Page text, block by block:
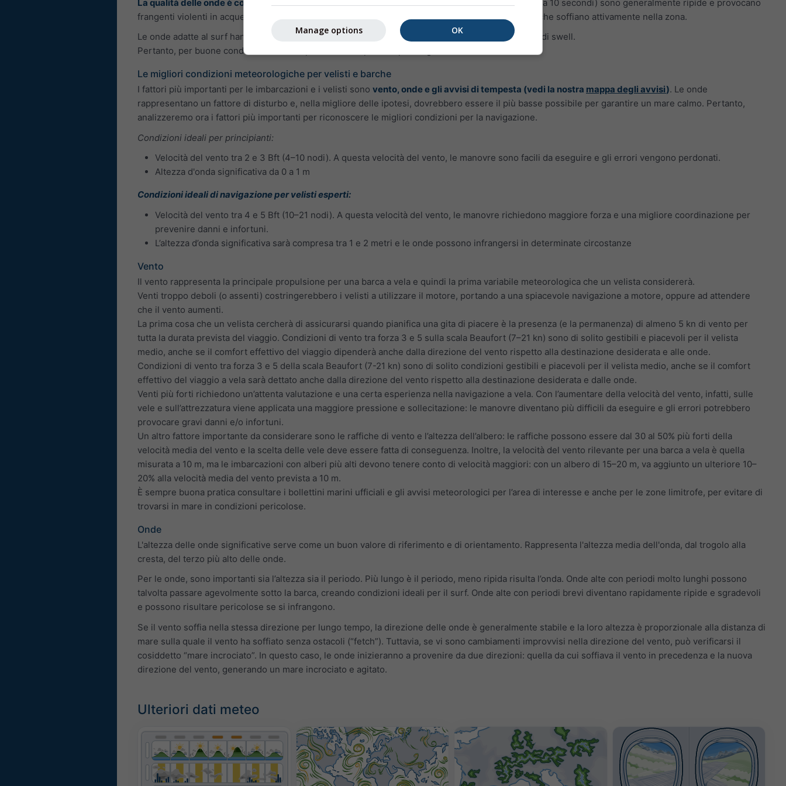
La qualità delle onde è correlata al periodo delle onde
. Onde alte con un periodo basso (inferiore a 10 secondi) sono generalmente ripide e provocano
frangenti violenti in acque basse. Periodi brevi sono tipici delle onde da vento, generate da venti che soffiano attivamente nella zona.
Le onde adatte al surf hanno generalmente un periodo lungo, come avviene di norma per le onde di swell.
Pertanto, per buone condizioni di surf è preferibile un periodo più lungo.
Le migliori condizioni meteorologiche per velisti e barche
I fattori più importanti per le imbarcazioni e i velisti sono vento, onde e gli avvisi di tempesta (vedi la nostra mappa degli avvisi). Le onde
rappresentano un fattore di disturbo e, nella migliore delle ipotesi, dovrebbero essere il più basse possibile per garantire un mare calmo. Pertanto,
analizzeremo ora i fattori più importanti per riconoscere le migliori condizioni per la navigazione.
Condizioni ideali per principianti:
Velocità del vento tra 2 e 3 Bft (4–10 nodi). A questa velocità del vento, le manovre sono facili da eseguire e gli errori vengono perdonati.
Altezza d'onda significativa da 0 a 1 m
Condizioni ideali di navigazione per velisti esperti:
Velocità del vento tra 4 e 5 Bft (10–21 nodi). A questa velocità del vento, le manovre richiedono maggiore forza e una migliore coordinazione per
prevenire danni e infortuni.
L’altezza d’onda significativa sarà compresa tra 1 e 2 metri e le onde possono infrangersi in determinate circostanze
Vento
Il vento rappresenta la principale propulsione per una barca a vela e quindi la prima variabile meteorologica che un velista considererà.
Venti troppo deboli (o assenti) costringerebbero i velisti a utilizzare il motore, portando a una spiacevole navigazione a motore, oppure ad attendere
che il vento aumenti.
La prima cosa che un velista cercherà di assicurarsi quando pianifica una gita di piacere è la presenza (e la permanenza) di almeno 5 kn di vento per
tutta la durata prevista del viaggio. Condizioni di vento tra forza 3 e 5 sulla scala Beaufort (7–21 kn) sono di solito gestibili e piacevoli per il velista
medio, anche se il comfort effettivo del viaggio dipenderà anche dalla direzione del vento rispetto alla destinazione desiderata e alle onde.
Condizioni di vento tra forza 3 e 5 della scala Beaufort (7-21 kn) sono di solito condizioni gestibili e piacevoli per il velista medio, anche se il comfort
effettivo del viaggio a vela sarà dettato anche dalla direzione del vento rispetto alla destinazione desiderata e dalle onde.
Venti più forti richiedono un’attenta valutazione e una certa esperienza nella navigazione a vela. Con l’aumentare della velocità del vento, infatti, sulle
vele e sull’attrezzatura viene applicata una maggiore pressione e sollecitazione: le manovre diventano più difficili da eseguire e gli errori potrebbero
provocare gravi danni e/o infortuni.
Un altro fattore importante da considerare sono le raffiche di vento e l’altezza dell’albero: le raffiche possono essere dal 30 al 50% più forti della
velocità media del vento e la scelta delle vele deve essere fatta di conseguenza. Inoltre, la velocità del vento rilevante per una barca a vela è quella
misurata a 10 m, ma le imbarcazioni con alberi più alti devono tenere conto di velocità maggiori: con un albero di 15–20 m, va aggiunto un ulteriore 10–
20% alla velocità media del vento prevista a 10 m.
È sempre buona pratica consultare i bollettini marini ufficiali e gli avvisi meteorologici per l’area di interesse e anche per le zone limitrofe, per evitare di
trovarsi in mare in condizioni pericolose.
Onde
L'altezza delle onde significative serve come un buon valore di riferimento e di orientamento. Rappresenta l'altezza media dell'onda, dal trogolo alla
cresta, del terzo più alto delle onde.
Per le onde, sono importanti sia l’altezza sia il periodo. Più lungo è il periodo, meno ripida risulta l’onda. Onde alte con periodi molto lunghi possono
talvolta passare agevolmente sotto la barca, creando condizioni ideali per il surf. Onde alte con periodi brevi diventano rapidamente ripide e sgradevoli
e possono risultare pericolose se si infrangono.
Se il vento soffia nella stessa direzione per lungo tempo, la direzione delle onde è generalmente stabile e la loro altezza è proporzionale alla distanza di
mare sulla quale il vento ha soffiato senza ostacoli (“fetch”). Tuttavia, se vi sono cambiamenti improvvisi nella direzione del vento, può verificarsi il
cosiddetto “mare incrociato”. In questo caso, le onde inizieranno a provenire da due direzioni: quella da cui soffiava il vento in precedenza e la nuova
direzione del vento, generando un mare incrociato e agitato.
Ulteriori dati meteo
OK
Manage options